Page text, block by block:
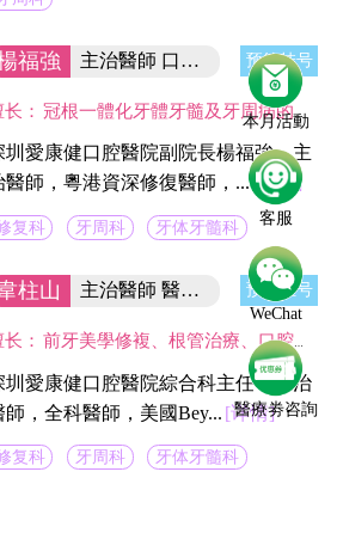
本月活動
客服
WeChat
醫療劵咨詢
福強 主治醫師 口腔醫院副院長 预约挂号
： 冠根一體化牙體牙髓及牙周病的診療，復雜牙的拔除，牙體缺損的嵌體修復，以及烤瓷冠、義齒的修復等方面的診治，在水激光治牙方面有著豐富的臨床經驗。臨床工作中致力於牙體保存，種植修復設計，咬合功能重建，微創美學牙體修復等。
圳愛康健口腔醫院副院長楊福強，主
醫師，粵港資深修復醫師，...[详情]
复科 牙周科 牙体牙髓科
柱山 主治醫師 醫院綜合科主任 预约挂号
： 前牙美學修複、根管治療、口腔修複、美容修複等。不僅熟練掌握口腔牙體、牙髓、牙周治療等常見疾病的治療，並在牙齒美白技術上獨具壹格，對修複各種色素牙、氟斑牙、四環素牙、黃牙等有豐富經驗。
圳愛康健口腔醫院綜合科主任，主治
師，全科醫師，美國Bey... [详情]
复科 牙周科 牙体牙髓科